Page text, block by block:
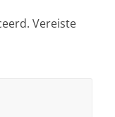
Vereiste